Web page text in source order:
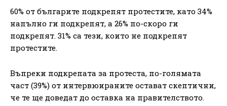
60% от българите подкрепят протестите, като 34%
напълно ги подкрепят, а 26% по-скоро ги
подкрепят. 31% са тези, които не подкрепят
протестите.
Въпреки подкрепата за протеста, по-голямата
част (39%) от интервюираните остават скептични,
че те ще доведат до оставка на правителството.